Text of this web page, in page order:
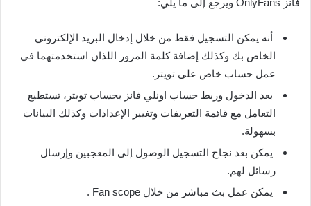
فانز OnlyFans ويرجع إلى ما يلي:
أنه يمكن التسجيل فقط من خلال إدخال البريد الإلكتروني
الخاص بك وكذلك إضافة كلمة المرور اللذان استخدمتهما في
عمل حساب خاص على تويتر.
بعد الدخول وربط حساب اونلي فانز بحساب تويتر، تستطيع
التعامل مع قائمة التعريفات وتغيير الإعدادات وكذلك البيانات
بسهولة.
يمكن بعد نجاح التسجيل الوصول إلى المعجبين وإرسال
رسائل لهم.
يمكن عمل بث مباشر من خلال Fan scope .